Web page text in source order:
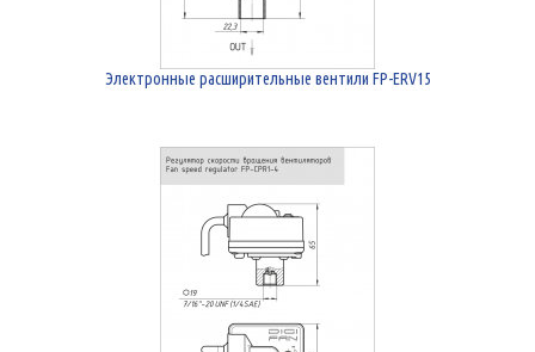
Электронные расширительные вентили FP-ERV15